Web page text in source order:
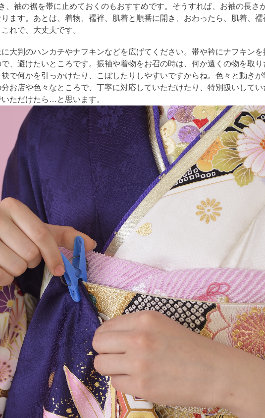
、袖の裾を帯に止めておくのもおすすめです。そうすれば、お袖の長さ
ます。あとは、着物、襦袢、肌着と順番に開き、おわったら、肌着、
れで、大丈夫です。
大判のハンカチやナフキンなどを広げてください。帯や衿にナフキン
、避けたいところです。振袖や着物をお召の時は、何か遠くの物を取
で何かを引っかけたり、こぼしたりしやすいですからね。色々と動き
お店や色々なところで、丁寧に対応していただけたり、特別扱いしてい
ただけたら…と思います。